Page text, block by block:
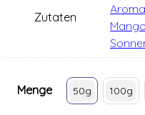
Zutaten
Aroma
Menge 50g 100g